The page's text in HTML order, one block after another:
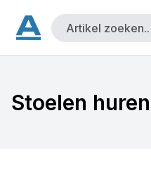
Stoelen